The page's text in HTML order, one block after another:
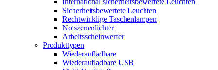
International sicherheitsbewertete Leuchten
Sicherheitsbewertete Leuchten
Rechtwinklige Taschenlampen
Notszenenlichter
Arbeitsscheinwerfer
Produkttypen
Wiederaufladbare
Wiederaufladbare USB